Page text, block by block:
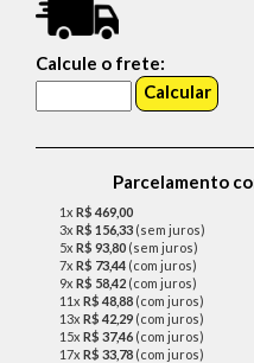
Calcule o frete:
Parcelamento
1x R$ 469,00
3x R$ 156,33 (sem juros)
5x R$ 93,80 (sem juros)
7x R$ 73,44 (com juros)
9x R$ 58,42 (com juros)
11x R$ 48,88 (com juros)
13x R$ 42,29 (com juros)
15x R$ 37,46 (com juros)
17x R$ 33,78 (com juros)